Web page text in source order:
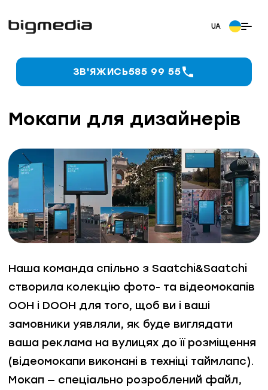
ЗВ'ЯЖИСЬ585 99 55
Мокапи для дизайнерів
Наша команда спільно з Saatchi&Saatchi
створила колекцію фото- та відеомокапів
ООН і DOOH для того, щоб ви і ваші
замовники уявляли, як буде виглядати
ваша реклама на вулицях до її розміщення
(відеомокапи виконані в техніці таймлапс).
Мокап — спеціально розроблений файл,